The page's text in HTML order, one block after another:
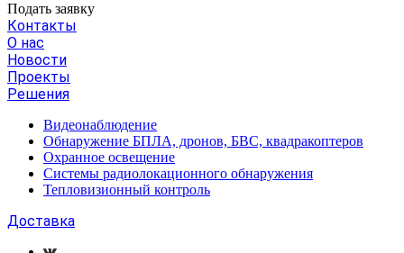
Подать заявку
Контакты
О нас
Новости
Проекты
Решения
Видеонаблюдение
Обнаружение БПЛА, дронов, БВС, квадракоптеров
Охранное освещение
Системы радиолокационного обнаружения
Тепловизионный контроль
Доставка